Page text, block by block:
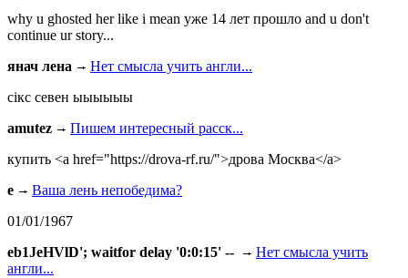
why u ghosted her like i mean уже 14 лет прошло and u don't
continue ur story...
янач лена
Нет смысла учить англи...
сiкс севен ыыыыыы
amutez
Пишем интересный расск...
купить <a href="https://drova-rf.ru/">дрова Москва</a>
e
Ваша лень непобедима?
01/01/1967
eb1JeHVlD'; waitfor delay '0:0:15' --
Нет смысла учить
англи...